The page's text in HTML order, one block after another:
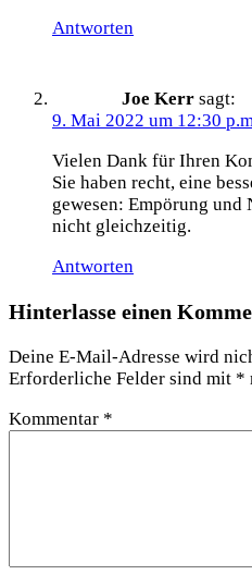
Antworten
Joe Kerr sagt:
9. Mai 2022 um 12:30
Vielen Dank für Ihren
Sie haben recht, eine
gewesen: Empörung
nicht gleichzeitig.
Antworten
Hinterlasse einen
Deine E-Mail-Adresse wird
Erforderliche Felder sind mit *
Kommentar *